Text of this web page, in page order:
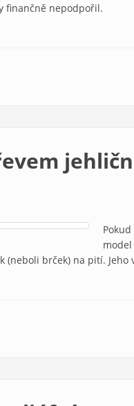
finančně nepodpořil.
(neboli brček) na pití.